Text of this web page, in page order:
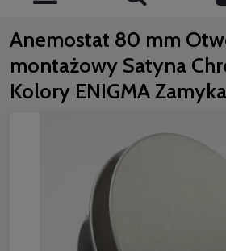
Anemostat 80 mm
montażowy Satyna
Kolory ENIGMA